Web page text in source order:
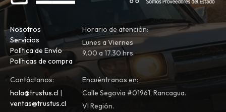
Nosotros
Servicios
Política de Envío
Políticas de compra
Horario de atención:
Lunes a Viernes
9.00 a 17.30 hrs.
Contáctanos:
hola@trustus.cl |
ventas@trustus.cl
Encuéntranos en:
Calle Segovia #01961, Rancagua.
VI Región.